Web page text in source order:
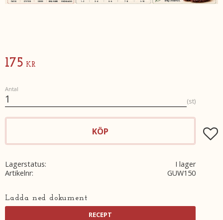
175 KR
Antal
st
KÖP
Lagerstatus
I lager
Artikelnr
GUW150
Ladda ned dokument